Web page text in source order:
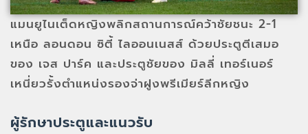
แมนยูไนเต็ดหญิงพลิกสถานการณ์คว้าชัยชนะ 2-1
เหนือ ลอนดอน ซิตี้ ไลออนเนสส์ ด้วยประตูตีเสมอ
ของ เจส ปาร์ค และประตูชัยของ มิลลี่ เทอร์เนอร์
เหนี่ยวรั้งตำแหน่งรองจ่าฝูงพรีเมียร์ลีกหญิง
ผู้รักษาประตูและแนวรับ